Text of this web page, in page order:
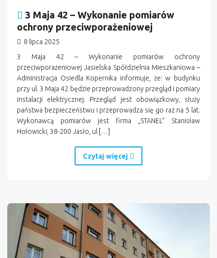
3 Maja 42 – Wykonanie pomiarów
ochrony przeciwporażeniowej
8 lipca 2025
3 Maja 42 – Wykonanie pomiarów ochrony
przeciwporażeniowej Jasielska Spółdzielnia Mieszkaniowa –
Administracja Osiedla Kopernika informuje, że: w budynku
przy ul. 3 Maja 42 będzie przeprowadzony przegląd i pomiary
instalacji elektrycznej. Przegląd jest obowiązkowy, służy
państwa bezpieczeństwu i przeprowadza się go raz na 5 lat.
Wykonawcą pomiarów jest firma „STANEL” Stanisław
Hołowicki, 38-200 Jasło, ul […]
Czytaj więcej